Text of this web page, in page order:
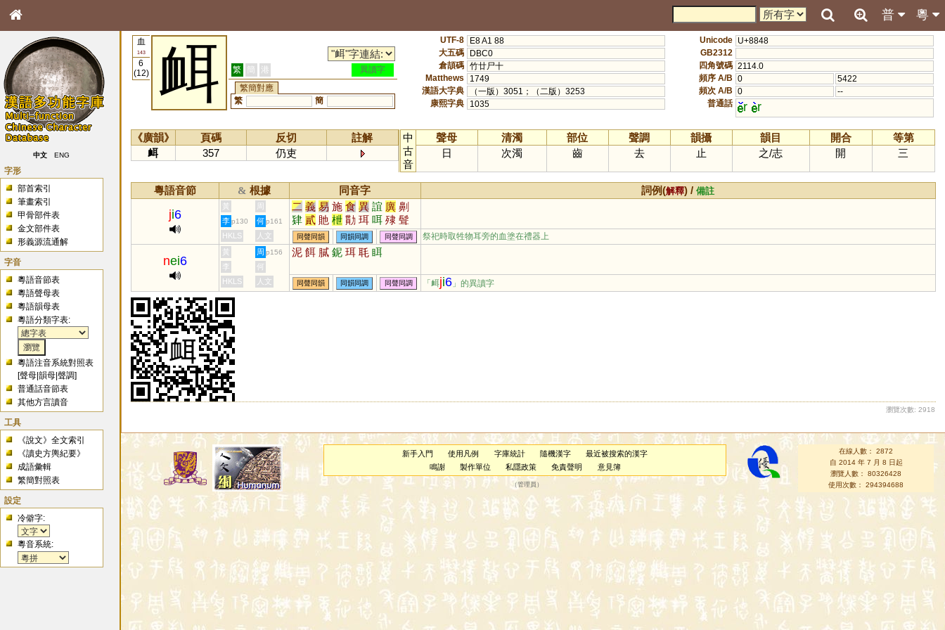
粵
普
中文 ENG
字形
部首索引
筆畫索引
甲骨部件表
金文部件表
形義源流通解
字音
粵語音節表
粵語聲母表
粵語韻母表
粵語分類字表:
粵語注音系統對照表
[聲母 |韻母 |聲調]
普通話音節表
其他方言讀音
工具
《說文》全文索引
《讀史方輿紀要》
成語彙輯
繁簡對照表
設定
冷僻字:
粵音系統:
血
143
6
(12)
衈 繁 簡 港
異讀字
繁簡對應
繁
簡
UTF-8
E8 A1 88
大五碼
DBC0
倉頡碼 竹廿尸十
Matthews
1749
漢語大字典
（一版）3051；（二版）3253
康熙字典
1035
Unicode U+8848
GB2312
四角號碼 2114.0
頻序 A/B 0
5422
頻次 A/B 0
--
普通話
r r
《廣韻》 頁碼 反切
註解
衈
357 仍吏
中
古
音
聲母 清濁 部位 聲調 韻攝 韻目 開合
等第
日
次濁 齒 去 止 之/志 開 三
粵語音節 & 根據 同音字 詞例(解釋) /備註
ji6
黃 周 二 義 易 施 食 異 誼 廙 劓
肄 貳 貤 枻 勩 珥 咡 殔 髶
伿 毦 儗 樲 潩 羛 刵 佴 异
李 p130 何 p161
HKLS 人文 同聲同韻 同韻同調 同聲同調 祭祀時取牲物耳旁的血塗在禮器上
nei6
黃 周 p156 泥 餌 膩 鈮 珥 毦 眲
李
何
HKLS
人文 同聲同韻 同韻同調 同聲同調 「衈ji6 」的異讀字
瀏覽次數: 2918
新手入門 使用凡例 字庫統計 隨機漢字
最近被搜索的漢字
鳴謝
製作單位 私隱政策 免責聲明 意見簿
（管理員 ）
在線人數： 2872
自 2014 年 7 月 8 日起
瀏覽人數： 80326428
使用次數： 294394688